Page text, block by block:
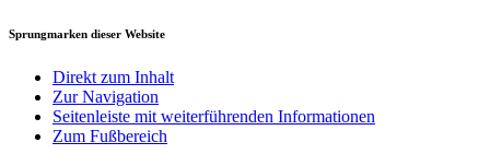
Sprungmarken dieser Website
Direkt zum Inhalt
Zur Navigation
Seitenleiste mit weiterführenden Informationen
Zum Fußbereich